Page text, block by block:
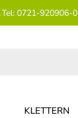
Tel: 0721-920906-0
KLETTERN